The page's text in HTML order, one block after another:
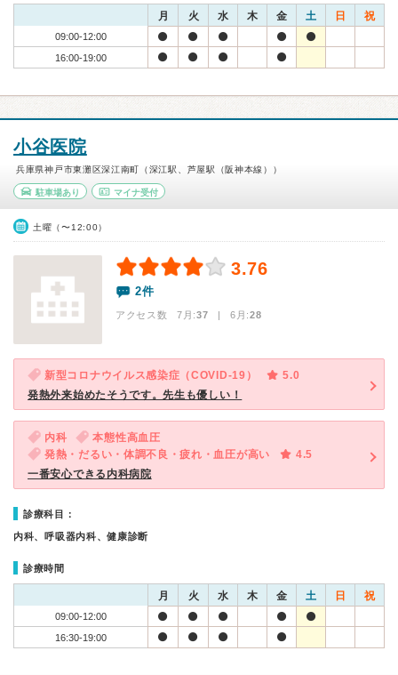
月 火 水 木 金 土 日 祝
09:00-12:00
16:00-19:00
小谷医院
兵庫県神戸市東灘区深江南町（深江駅、芦屋駅（阪神本線））
駐車場あり マイナ受付
土曜（〜12:00）
3.76
2件
アクセス数 7月:37 | 6月:28
新型コロナウイルス感染症（COVID-19）
5.0
発熱外来始めたそうです。先生も優しい！
内科
本態性高血圧
発熱・だるい・体調不良・疲れ・血圧が高い
4.5
一番安心できる内科病院
診療科目：
内科、呼吸器内科、健康診断
診療時間
月 火 水 木 金 土 日 祝
09:00-12:00
16:30-19:00